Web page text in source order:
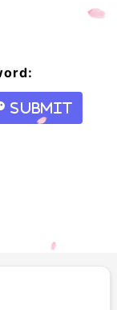
Submit